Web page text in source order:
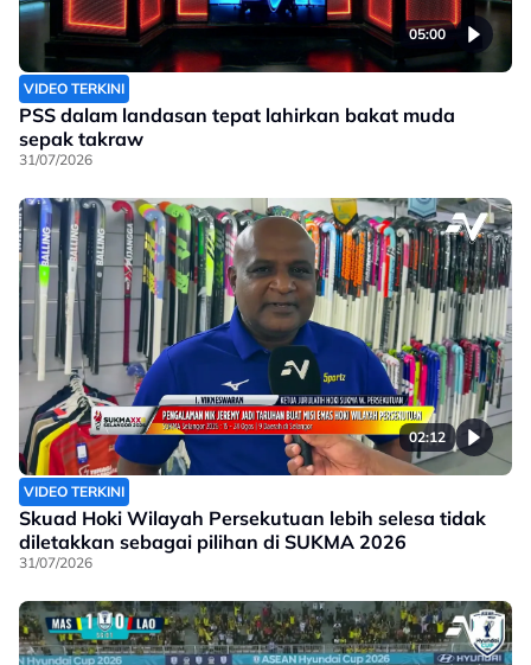
05:00
VIDEO TERKINI
PSS dalam landasan tepat lahirkan bakat muda
sepak takraw
31/07/2026
02:12
VIDEO TERKINI
Skuad Hoki Wilayah Persekutuan lebih selesa tidak
diletakkan sebagai pilihan di SUKMA 2026
31/07/2026